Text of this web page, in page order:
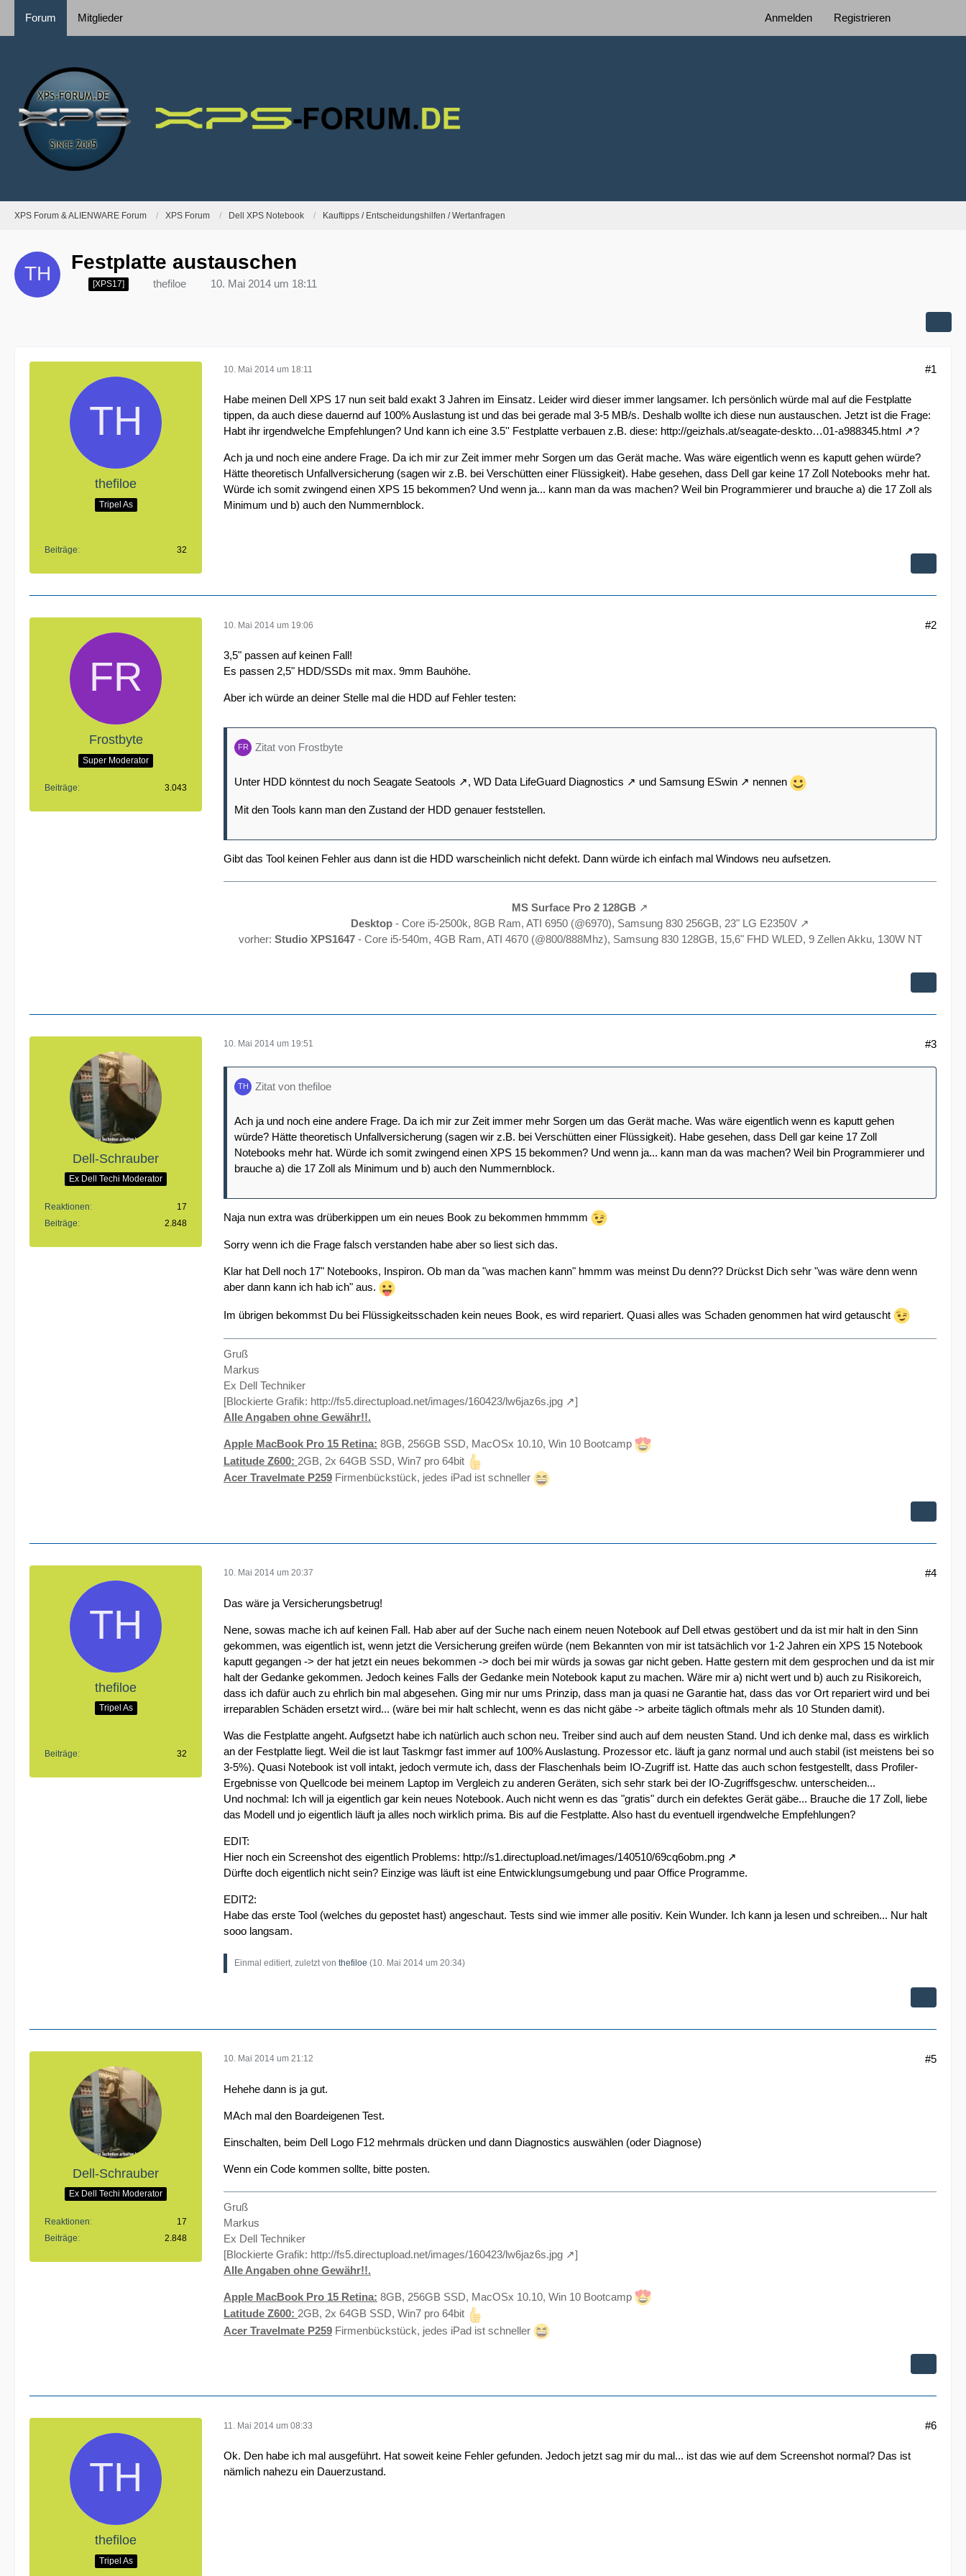
Forum Mitglieder Anmelden Registrieren
XPS Forum & ALIENWARE Forum XPS Forum Dell XPS Notebook Kauftipps / Entscheidungshilfen / Wertanfragen
Festplatte austauschen
[XPS17] thefiloe 10. Mai 2014 um 18:11
thefiloe
Tripel As
Beiträge 32
10. Mai 2014 um 18:11 #1
Habe meinen Dell XPS 17 nun seit bald exakt 3 Jahren im Einsatz. Leider wird dieser immer langsamer. Ich persönlich würde mal auf die Festplatte
tippen, da auch diese dauernd auf 100% Auslastung ist und das bei gerade mal 3-5 MB/s. Deshalb wollte ich diese nun austauschen. Jetzt ist die Frage:
Habt ihr irgendwelche Empfehlungen? Und kann ich eine 3.5'' Festplatte verbauen z.B. diese: http://geizhals.at/seagate-deskto…01-a988345.html ?
Ach ja und noch eine andere Frage. Da ich mir zur Zeit immer mehr Sorgen um das Gerät mache. Was wäre eigentlich wenn es kaputt gehen würde?
Hätte theoretisch Unfallversicherung (sagen wir z.B. bei Verschütten einer Flüssigkeit). Habe gesehen, dass Dell gar keine 17 Zoll Notebooks mehr hat.
Würde ich somit zwingend einen XPS 15 bekommen? Und wenn ja... kann man da was machen? Weil bin Programmierer und brauche a) die 17 Zoll als
Minimum und b) auch den Nummernblock.
Frostbyte
Super Moderator
Beiträge 3.043
10. Mai 2014 um 19:06 #2
3,5" passen auf keinen Fall!
Es passen 2,5" HDD/SSDs mit max. 9mm Bauhöhe.
Aber ich würde an deiner Stelle mal die HDD auf Fehler testen:
Zitat von Frostbyte
Unter HDD könntest du noch Seagate Seatools , WD Data LifeGuard Diagnostics und Samsung ESwin nennen
Mit den Tools kann man den Zustand der HDD genauer feststellen.
Gibt das Tool keinen Fehler aus dann ist die HDD warscheinlich nicht defekt. Dann würde ich einfach mal Windows neu aufsetzen.
MS Surface Pro 2 128GB
Desktop - Core i5-2500k, 8GB Ram, ATI 6950 (@6970), Samsung 830 256GB, 23" LG E2350V
vorher: Studio XPS1647- Core i5-540m, 4GB Ram, ATI 4670 (@800/888Mhz), Samsung 830 128GB, 15,6" FHD WLED, 9 Zellen Akku, 130W NT
Dell-Schrauber
Ex Dell Techi Moderator
Reaktionen
17
Beiträge
2.848
10. Mai 2014 um 19:51 #3
Zitat von thefiloe
Ach ja und noch eine andere Frage. Da ich mir zur Zeit immer mehr Sorgen um das Gerät mache. Was wäre eigentlich wenn es kaputt gehen
würde? Hätte theoretisch Unfallversicherung (sagen wir z.B. bei Verschütten einer Flüssigkeit). Habe gesehen, dass Dell gar keine 17 Zoll
Notebooks mehr hat. Würde ich somit zwingend einen XPS 15 bekommen? Und wenn ja... kann man da was machen? Weil bin Programmierer und
brauche a) die 17 Zoll als Minimum und b) auch den Nummernblock.
Naja nun extra was drüberkippen um ein neues Book zu bekommen hmmmm
Sorry wenn ich die Frage falsch verstanden habe aber so liest sich das.
Klar hat Dell noch 17" Notebooks, Inspiron. Ob man da "was machen kann" hmmm was meinst Du denn?? Drückst Dich sehr "was wäre denn wenn
aber dann kann ich hab ich" aus.
Im übrigen bekommst Du bei Flüssigkeitsschaden kein neues Book, es wird repariert. Quasi alles was Schaden genommen hat wird getauscht
Gruß
Markus
Ex Dell Techniker
[Blockierte Grafik: http://fs5.directupload.net/images/160423/lw6jaz6s.jpg
]
Alle Angaben ohne Gewähr!!.
Apple MacBook Pro 15 Retina: 8GB, 256GB SSD, MacOSx 10.10, Win 10 Bootcamp
Latitude Z600: 2GB, 2x 64GB SSD, Win7 pro 64bit
Acer Travelmate P259 Firmenbückstück, jedes iPad ist schneller
thefiloe
Tripel As
Beiträge 32
10. Mai 2014 um 20:37 #4
Das wäre ja Versicherungsbetrug!
Nene, sowas mache ich auf keinen Fall. Hab aber auf der Suche nach einem neuen Notebook auf Dell etwas gestöbert und da ist mir halt in den Sinn
gekommen, was eigentlich ist, wenn jetzt die Versicherung greifen würde (nem Bekannten von mir ist tatsächlich vor 1-2 Jahren ein XPS 15 Notebook
kaputt gegangen -> der hat jetzt ein neues bekommen -> doch bei mir würds ja sowas gar nicht geben. Hatte gestern mit dem gesprochen und da ist mir
halt der Gedanke gekommen. Jedoch keines Falls der Gedanke mein Notebook kaput zu machen. Wäre mir a) nicht wert und b) auch zu Risikoreich,
dass ich dafür auch zu ehrlich bin mal abgesehen. Ging mir nur ums Prinzip, dass man ja quasi ne Garantie hat, dass das vor Ort repariert wird und bei
irreparablen Schäden ersetzt wird... (wäre bei mir halt schlecht, wenn es das nicht gäbe -> arbeite täglich oftmals mehr als 10 Stunden damit).
Was die Festplatte angeht. Aufgsetzt habe ich natürlich auch schon neu. Treiber sind auch auf dem neusten Stand. Und ich denke mal, dass es wirklich
an der Festplatte liegt. Weil die ist laut Taskmgr fast immer auf 100% Auslastung. Prozessor etc. läuft ja ganz normal und auch stabil (ist meistens bei so
3-5%). Quasi Notebook ist voll intakt, jedoch vermute ich, dass der Flaschenhals beim IO-Zugriff ist. Hatte das auch schon festgestellt, dass Profiler-
Ergebnisse von Quellcode bei meinem Laptop im Vergleich zu anderen Geräten, sich sehr stark bei der IO-Zugriffsgeschw. unterscheiden...
Und nochmal: Ich will ja eigentlich gar kein neues Notebook. Auch nicht wenn es das "gratis" durch ein defektes Gerät gäbe... Brauche die 17 Zoll, liebe
das Modell und jo eigentlich läuft ja alles noch wirklich prima. Bis auf die Festplatte. Also hast du eventuell irgendwelche Empfehlungen?
EDIT:
Hier noch ein Screenshot des eigentlich Problems: http://s1.directupload.net/images/140510/69cq6obm.png
Dürfte doch eigentlich nicht sein? Einzige was läuft ist eine Entwicklungsumgebung und paar Office Programme.
EDIT2:
Habe das erste Tool (welches du gepostet hast) angeschaut. Tests sind wie immer alle positiv. Kein Wunder. Ich kann ja lesen und schreiben... Nur halt
sooo langsam.
Einmal editiert, zuletzt von thefiloe (10. Mai 2014 um 20:34)
Dell-Schrauber
Ex Dell Techi Moderator
Reaktionen
17
Beiträge
2.848
10. Mai 2014 um 21:12 #5
Hehehe dann is ja gut.
MAch mal den Boardeigenen Test.
Einschalten, beim Dell Logo F12 mehrmals drücken und dann Diagnostics auswählen (oder Diagnose)
Wenn ein Code kommen sollte, bitte posten.
Gruß
Markus
Ex Dell Techniker
[Blockierte Grafik: http://fs5.directupload.net/images/160423/lw6jaz6s.jpg
]
Alle Angaben ohne Gewähr!!.
Apple MacBook Pro 15 Retina: 8GB, 256GB SSD, MacOSx 10.10, Win 10 Bootcamp
Latitude Z600: 2GB, 2x 64GB SSD, Win7 pro 64bit
Acer Travelmate P259 Firmenbückstück, jedes iPad ist schneller
thefiloe
Tripel As
11. Mai 2014 um 08:33 #6
Ok. Den habe ich mal ausgeführt. Hat soweit keine Fehler gefunden. Jedoch jetzt sag mir du mal... ist das wie auf dem Screenshot normal? Das ist
nämlich nahezu ein Dauerzustand.